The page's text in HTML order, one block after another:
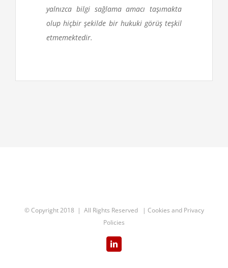
yalnızca bilgi sağlama amacı taşımakta
olup hiçbir şekilde bir hukuki görüş teşkil
etmemektedir.
© Copyright 2018 | All Rights Reserved | Cookies and Privacy
Policies
LinkedIn